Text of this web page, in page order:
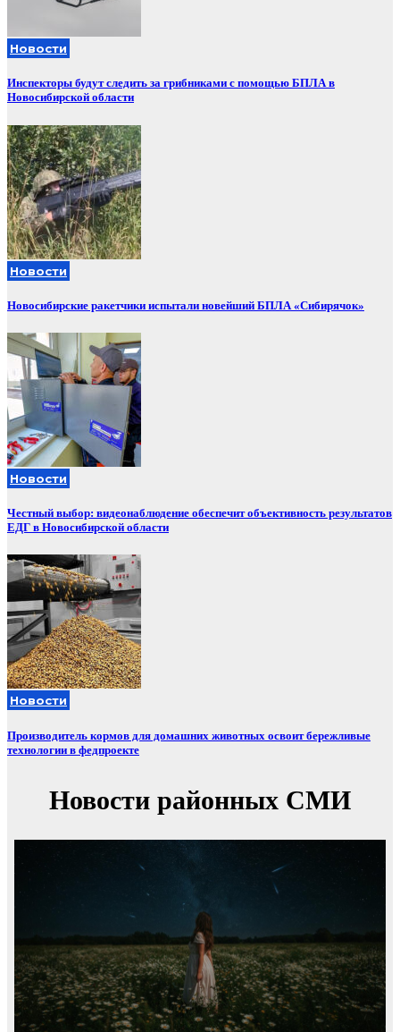
Новости
Инспекторы будут следить за грибниками с помощью БПЛА в
Новосибирской области
Новости
Новосибирские ракетчики испытали новейший БПЛА «Сибирячок»
Новости
Честный выбор: видеонаблюдение обеспечит объективность результатов
ЕДГ в Новосибирской области
Новости
Производитель кормов для домашних животных освоит бережливые
технологии в федпроекте